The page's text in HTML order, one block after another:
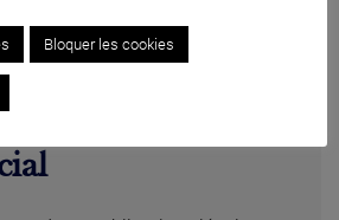
Bloquer les cookies